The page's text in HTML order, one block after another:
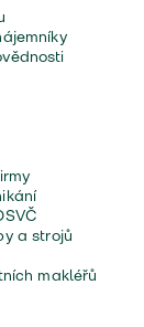
a strojů
makléřů